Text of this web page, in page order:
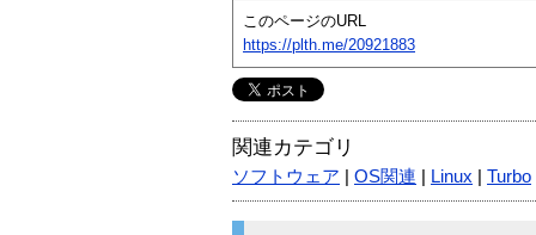
このページのURL
https://plth.me/20921883
関連カテゴリ
ソフトウェア OS関連 Linux Turbo